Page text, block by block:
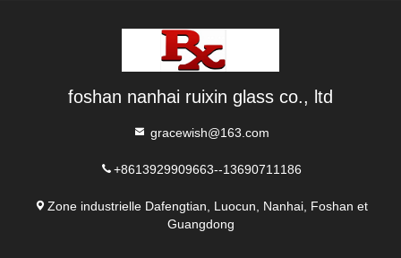
foshan nanhai ruixin glass co., ltd
gracewish@163.com
+8613929909663--13690711186
Zone industrielle Dafengtian, Luocun, Nanhai, Foshan et
Guangdong